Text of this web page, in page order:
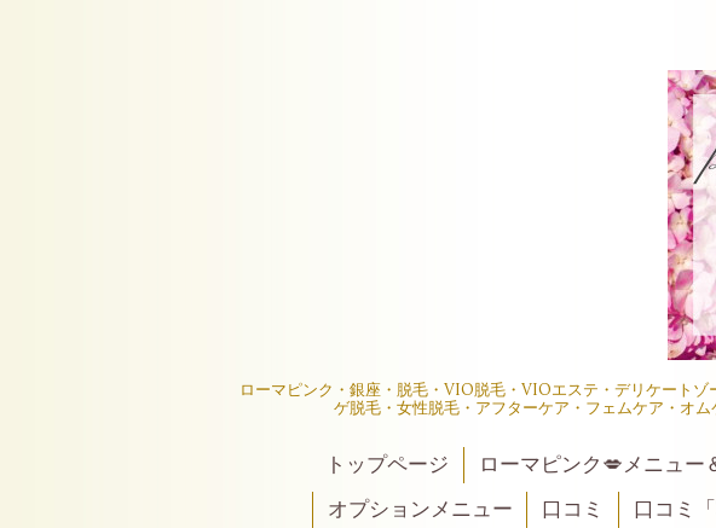
ローマピンク・銀座・脱毛・VIO脱毛・VIOエステ・デリケート
ゲ脱毛・女性脱毛・アフターケア・フェムケア・オ
トップページ ローマピンク💋メニュー
オプションメニュー
口コミ 口コミ「